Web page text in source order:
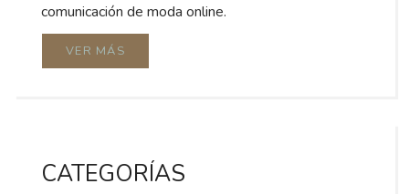
comunicación de moda online.
VER MÁS
CATEGORÍAS